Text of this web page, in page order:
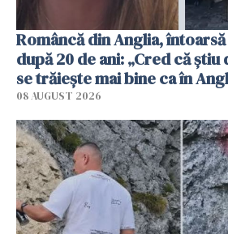
Româncă din Anglia,
după 20 de ani: „Cred că știu
se trăiește mai bine ca în
08 AUGUST 2026